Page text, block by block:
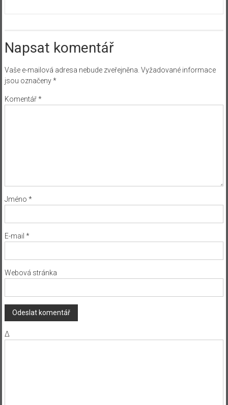
Napsat komentář
Vaše e-mailová adresa nebude zveřejněna. Vyžadované informace
jsou označeny*
Komentář*
Jméno *
E-mail *
Webová stránka
Δ